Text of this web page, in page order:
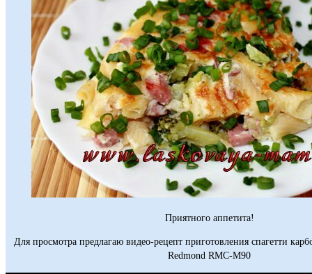
Приятного аппетита!
Для просмотра предлагаю видео-рецепт приготовления спагетти
Redmond RMC-M90